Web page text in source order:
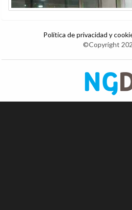
Política de privacidad y
©Copyright